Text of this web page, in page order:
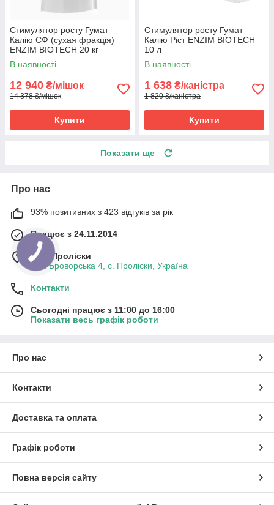
Стимулятор росту Гумат
Калію СФ (сухая фракція)
ENZIM BIOTECH 20 кг
В наявності
12 940 ₴/мішок
14 378 ₴/мішок
Купити
Стимулятор росту Гумат
Калію Ріст ENZIM BIOTECH
10 л
В наявності
1 638 ₴/каністра
1 820 ₴/каністра
Купити
Показати ще
Про нас
93% позитивних з 423 відгуків за рік
Працює з 24.11.2014
м. с. Проліски
вул. Броворська 4, с. Проліски, Україна
Контакти
Сьогодні працює з 11:00 до 16:00
Показати весь графік роботи
Про нас
Контакти
Доставка та оплата
Графік роботи
Повна версія сайту